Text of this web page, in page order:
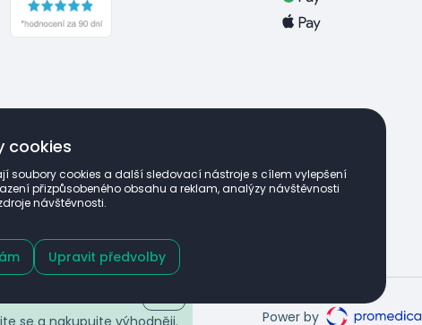
cookies
soubory cookies a další sledovací nástroje s cílem vylepšení
přizpůsobeného obsahu a reklam, analýzy návštěvnosti
návštěvnosti.
Upravit předvolby
se a nakupujte výhodněji. Power by